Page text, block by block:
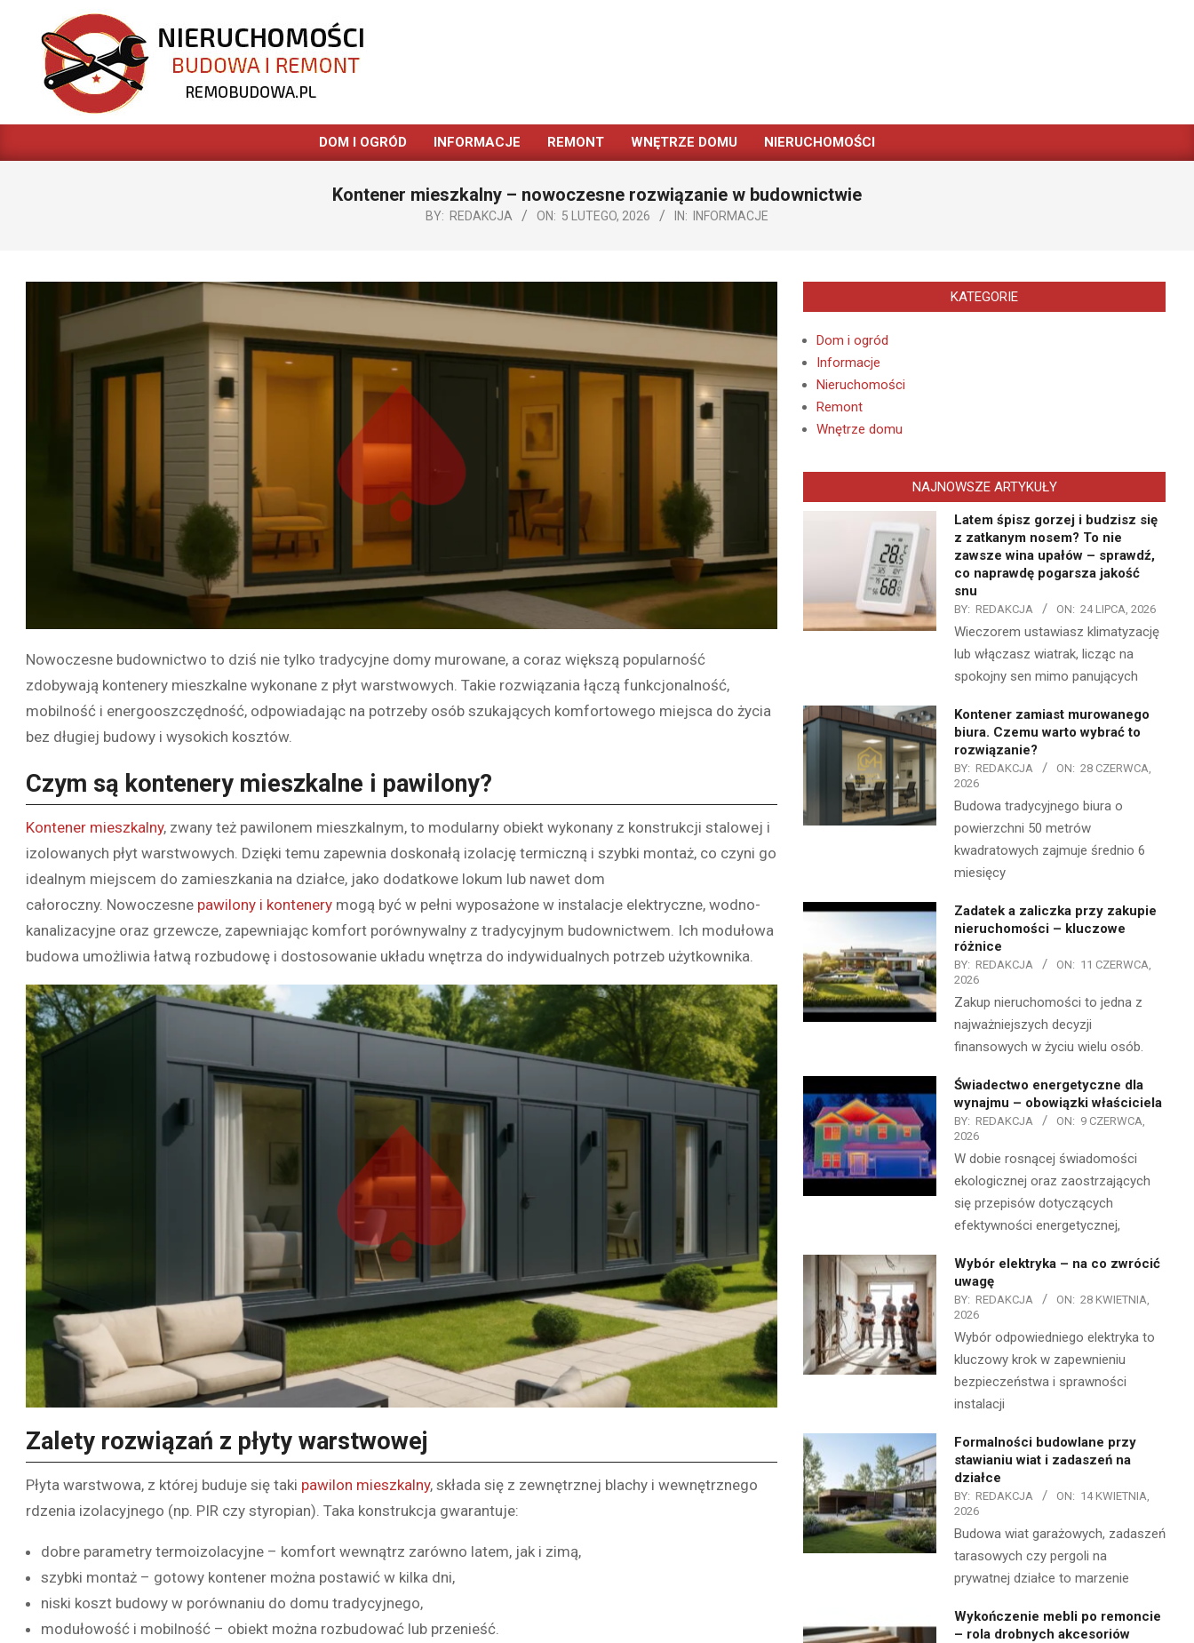
content
REMOBUDOWA.PL
Primary
Menu
DOM I OGRÓD INFORMACJE REMONT WNĘTRZE DOMU NIERUCHOMOŚCI
Kontener mieszkalny – nowoczesne rozwiązanie w budownictwie
BY: REDAKCJA ON: 5 LUTEGO, 2026 IN: INFORMACJE
Nowoczesne budownictwo to dziś nie tylko tradycyjne domy murowane, a coraz większą popularność
zdobywają kontenery mieszkalne wykonane z płyt warstwowych. Takie rozwiązania łączą funkcjonalność,
mobilność i energooszczędność, odpowiadając na potrzeby osób szukających komfortowego miejsca do życia
bez długiej budowy i wysokich kosztów.
Czym są kontenery mieszkalne i pawilony?
Kontener mieszkalny, zwany też pawilonem mieszkalnym, to modularny obiekt wykonany z konstrukcji stalowej i
izolowanych płyt warstwowych. Dzięki temu zapewnia doskonałą izolację termiczną i szybki montaż, co czyni go
idealnym miejscem do zamieszkania na działce, jako dodatkowe lokum lub nawet dom
całoroczny. Nowoczesne pawilony i kontenery mogą być w pełni wyposażone w instalacje elektryczne, wodno-
kanalizacyjne oraz grzewcze, zapewniając komfort porównywalny z tradycyjnym budownictwem. Ich modułowa
budowa umożliwia łatwą rozbudowę i dostosowanie układu wnętrza do indywidualnych potrzeb użytkownika.
Zalety rozwiązań z płyty warstwowej
Płyta warstwowa, z której buduje się taki pawilon mieszkalny, składa się z zewnętrznej blachy i wewnętrznego
rdzenia izolacyjnego (np. PIR czy styropian). Taka konstrukcja gwarantuje:
dobre parametry termoizolacyjne – komfort wewnątrz zarówno latem, jak i zimą,
szybki montaż – gotowy kontener można postawić w kilka dni,
niski koszt budowy w porównaniu do domu tradycyjnego,
modułowość i mobilność – obiekt można rozbudować lub przenieść.
KATEGORIE
Dom i ogród
Informacje
Nieruchomości
Remont
Wnętrze domu
NAJNOWSZE ARTYKUŁY
Latem śpisz gorzej i budzisz się
z zatkanym nosem? To nie
zawsze wina upałów – sprawdź,
co naprawdę pogarsza jakość
snu
BY: REDAKCJA ON: 24 LIPCA, 2026
Wieczorem ustawiasz klimatyzację
lub włączasz wiatrak, licząc na
spokojny sen mimo panujących
Kontener zamiast murowanego
biura. Czemu warto wybrać to
rozwiązanie?
BY: REDAKCJA ON: 28 CZERWCA,
2026
Budowa tradycyjnego biura o
powierzchni 50 metrów
kwadratowych zajmuje średnio 6
miesięcy
Zadatek a zaliczka przy zakupie
nieruchomości – kluczowe
różnice
BY: REDAKCJA ON: 11 CZERWCA,
2026
Zakup nieruchomości to jedna z
najważniejszych decyzji
finansowych w życiu wielu osób.
Świadectwo energetyczne dla
wynajmu – obowiązki właściciela
BY: REDAKCJA ON: 9 CZERWCA,
2026
W dobie rosnącej świadomości
ekologicznej oraz zaostrzających
się przepisów dotyczących
efektywności energetycznej,
Wybór elektryka – na co zwrócić
uwagę
BY: REDAKCJA ON: 28 KWIETNIA,
2026
Wybór odpowiedniego elektryka to
kluczowy krok w zapewnieniu
bezpieczeństwa i sprawności
instalacji
Formalności budowlane przy
stawianiu wiat i zadaszeń na
działce
BY: REDAKCJA ON: 14 KWIETNIA,
2026
Budowa wiat garażowych, zadaszeń
tarasowych czy pergoli na
prywatnej działce to marzenie
Wykończenie mebli po remoncie
– rola drobnych akcesoriów